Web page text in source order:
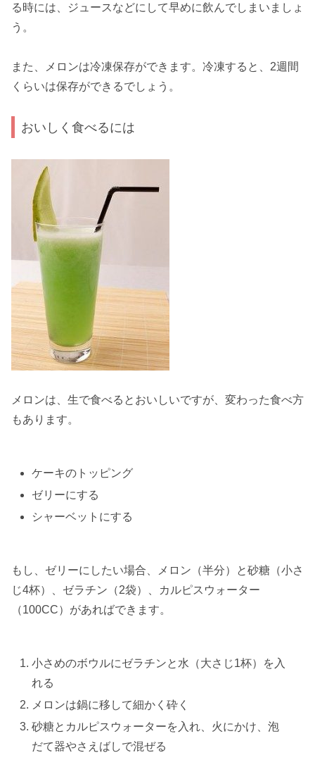
る時には、ジュースなどにして早めに飲んでしまいましょ
う。
また、メロンは冷凍保存ができます。冷凍すると、 2週間
くらいは保存ができるでしょう。
おいしく食べるには
メロンは、生で食べるとおいしいですが、変わった食べ方
もあります。
ケーキのトッピング
ゼリーにする
シャーベットにする
もし、ゼリーにしたい場合、
メロン（半分）と砂糖（小さ
じ4杯）、ゼラチン（2袋）、カルピスウォーター
（100CC） があればできます。
小さめのボウルにゼラチンと水（大さじ1杯）を入
れる
メロンは鍋に移して細かく砕く
砂糖とカルピスウォーターを入れ、火にかけ、泡
だて器やさえばしで混ぜる